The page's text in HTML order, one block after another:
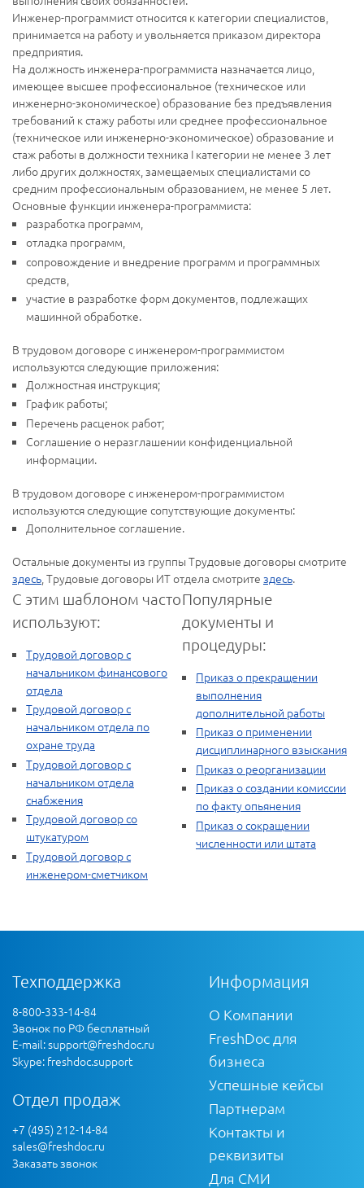
Инженер-программист относится к категории специалистов,
принимается на работу и увольняется приказом директора
предприятия.
На должность инженера-программиста назначается лицо,
имеющее высшее профессиональное (техническое или
инженерно-экономическое) образование без предъявления
требований к стажу работы или среднее профессиональное
(техническое или инженерно-экономическое) образование и
стаж работы в должности техника I категории не менее 3 лет
либо других должностях, замещаемых специалистами со
средним профессиональным образованием, не менее 5 лет.
Основные функции инженера-программиста:
разработка программ,
отладка программ,
сопровождение и внедрение программ и программных
средств,
участие в разработке форм документов, подлежащих
машинной обработке.
В трудовом договоре с инженером-программистом
используются следующие приложения:
Должностная инструкция;
График работы;
Перечень расценок работ;
Соглашение о неразглашении конфиденциальной
информации.
В трудовом договоре с инженером-программистом
используются следующие сопутствующие документы:
Дополнительное соглашение.
Остальные документы из группы Трудовые договоры смотрите
здесь, Трудовые договоры ИТ отдела смотрите здесь.
С этим шаблоном часто
используют:
Трудовой договор с
начальником финансового
отдела
Трудовой договор с
начальником отдела по
охране труда
Трудовой договор с
начальником отдела
снабжения
Трудовой договор со
штукатуром
Трудовой договор с
инженером-сметчиком
Популярные
документы и
процедуры:
Приказ о прекращении
выполнения
дополнительной работы
Приказ о применении
дисциплинарного взыскания
Приказ о реорганизации
Приказ о создании комиссии
по факту опьянения
Приказ о сокращении
численности или штата
Техподдержка
8-800-333-14-84
Звонок по РФ бесплатный
E-mail:support@freshdoc.ru
Skype: freshdoc.support
Отдел продаж
+7 (495) 212-14-84
sales@freshdoc.ru
Заказать звонок
Информация
О Компании
FreshDoc для
бизнеса
Успешные кейсы
Партнерам
Контакты и
реквизиты
Для СМИ